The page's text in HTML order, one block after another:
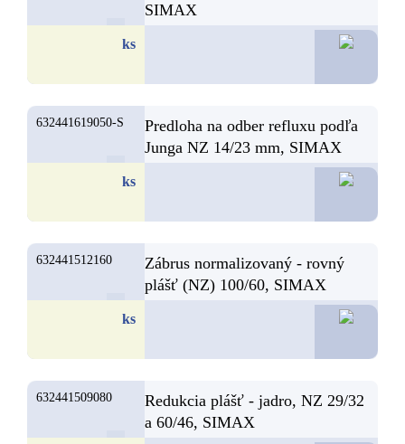
SIMAX
ks
632441619050-S
Predloha na odber refluxu podľa
Junga NZ 14/23 mm, SIMAX
ks
632441512160
Zábrus normalizovaný - rovný
plášť (NZ) 100/60, SIMAX
ks
632441509080
Redukcia plášť - jadro, NZ 29/32
a 60/46, SIMAX